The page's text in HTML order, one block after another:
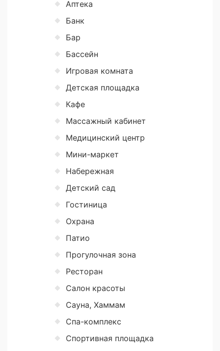
Аптека
Банк
Бар
Бассейн
Игровая комната
Детская площадка
Кафе
Массажный кабинет
Медицинский центр
Мини-маркет
Набережная
Детский сад
Гостиница
Охрана
Патио
Прогулочная зона
Ресторан
Салон красоты
Сауна, Хаммам
Спа-комплекс
Спортивная площадка